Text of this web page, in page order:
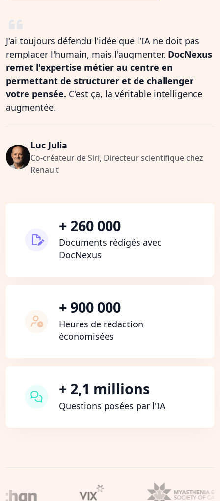
J'ai toujours défendu l'idée que l'IA ne doit pas
remplacer l'humain, mais l'augmenter. DocNexus
remet l'expertise métier au centre en
permettant de structurer et de challenger
votre pensée. C'est ça, la véritable intelligence
augmentée.
Luc Julia
Co-créateur de Siri, Directeur scientifique chez
Renault
+ 260 000
Documents rédigés avec
DocNexus
+ 900 000
Heures de rédaction
économisées
+ 2,1 millions
Questions posées par l'IA